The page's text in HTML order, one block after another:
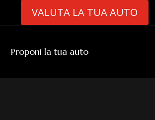
VALUTA LA TUA AUTO
Proponi la tua auto